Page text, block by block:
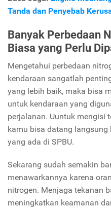
Tanda dan Penyebab
Banyak Perbedaan
Biasa yang Perlu
Mengetahui perbedaan
kendaraan sangatlah
yang lebih baik, maka bisa
untuk kendaraan yang
perjalanan. Uuntuk mengisi
kamu bisa datang langsung
yang ada di SPBU.
Sekarang sudah semakin
menawarkannya karena
nitrogen. Menjaga tekanan
meningkatkan keamanan